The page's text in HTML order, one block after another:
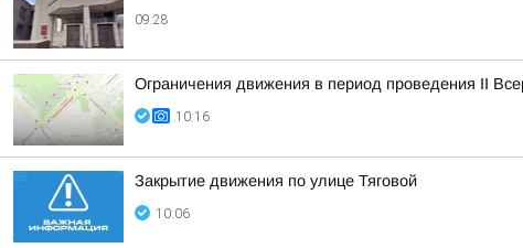
09:28
Ограничения движения в период проведения II
10:16
Закрытие движения по улице Тяговой
10:06